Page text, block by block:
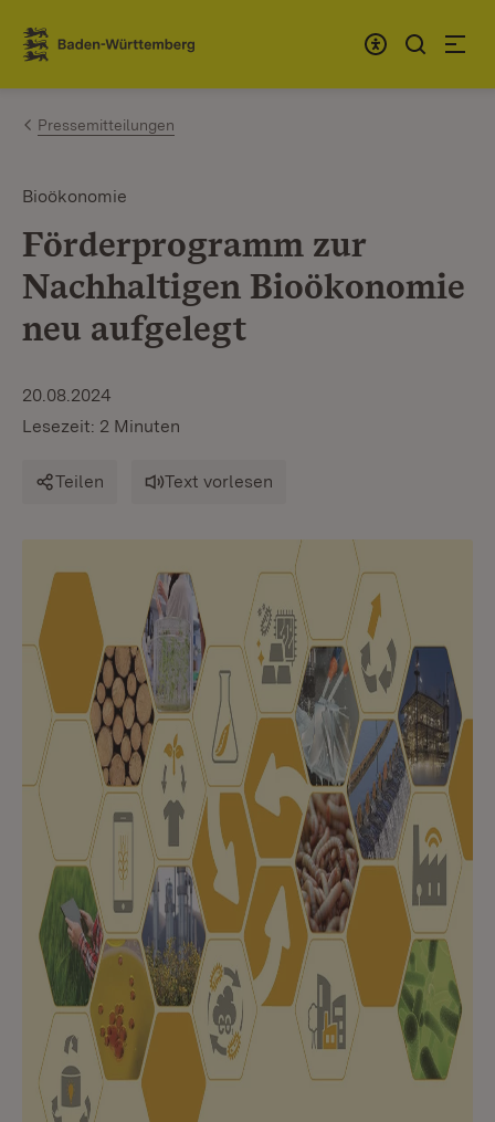
Zum Inhalt springen
Link zur Startseite
Pressemitteilungen
Bioökonomie
Förderprogramm zur
Nachhaltigen Bioökonomie
neu aufgelegt
20.08.2024
Lesezeit: 2 Minuten
Teilen Text vorlesen